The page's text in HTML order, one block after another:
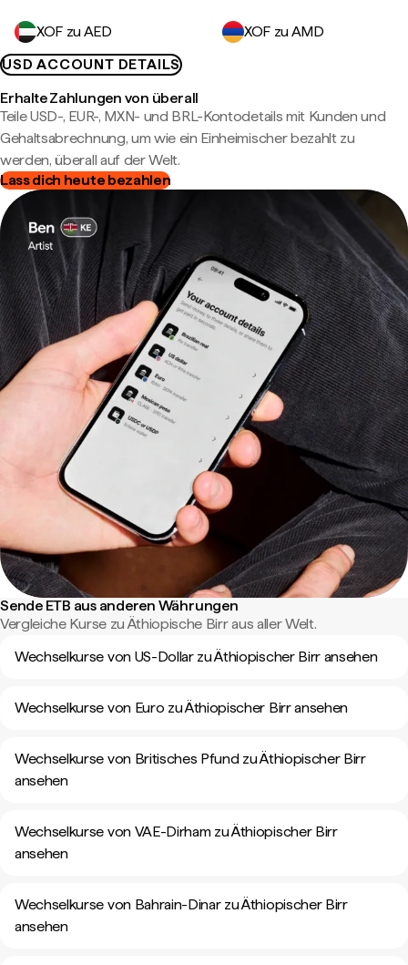
XOF zu AED
XOF zu AMD
USD ACCOUNT DETAILS
Erhalte Zahlungen von überall
Teile USD-, EUR-, MXN- und BRL-Kontodetails mit Kunden und
Gehaltsabrechnung, um wie ein Einheimischer bezahlt zu
werden, überall auf der Welt.
Lass dich heute bezahlen
Sende ETB aus anderen Währungen
Vergleiche Kurse zu Äthiopische Birr aus aller Welt.
Wechselkurse von US-Dollar zu Äthiopischer Birr ansehen
Wechselkurse von Euro zu Äthiopischer Birr ansehen
Wechselkurse von Britisches Pfund zu Äthiopischer Birr
ansehen
Wechselkurse von VAE-Dirham zu Äthiopischer Birr
ansehen
Wechselkurse von Bahrain-Dinar zu Äthiopischer Birr
ansehen